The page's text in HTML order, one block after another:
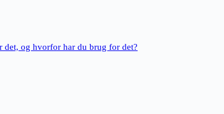
det, og hvorfor har du brug for det?